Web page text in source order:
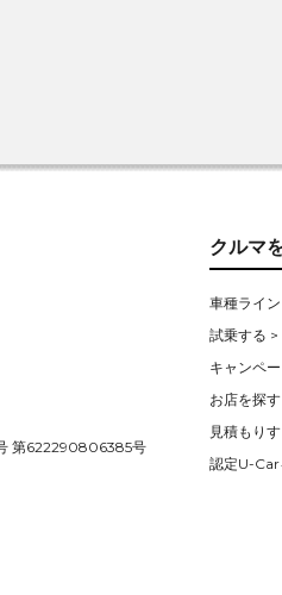
第622290806385号
クルマ
車種ライ
試乗する >
キャンペ
お店を探
見積もり
認定U-Car